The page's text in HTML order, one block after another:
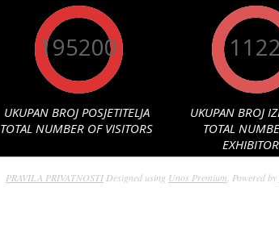
195200
UKUPAN BROJ POSJETITELJA
TOTAL NUMBER OF VISITORS
1122
UKUPAN BROJ
TOTAL
PRAVILA PRIVATNOSTIDesigned using Unos Premium. Powered by